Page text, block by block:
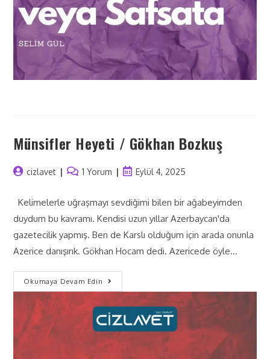
Münsifler Heyeti / Gökhan Bozkuş
cizlavet 1 Yorum Eylül 4, 2025
Kelimelerle uğraşmayı sevdiğimi bilen bir ağabeyimden
duydum bu kavramı. Kendisi uzun yıllar Azerbaycan'da
gazetecilik yapmış. Ben de Karslı olduğum için arada onunla
Azerice danışırık. Gökhan Hocam dedi. Azericede öyle…
Okumaya Devam Edin